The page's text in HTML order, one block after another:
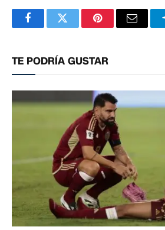
FacebookTwitterPinterestCorreo
TE PODRÍA GUSTAR